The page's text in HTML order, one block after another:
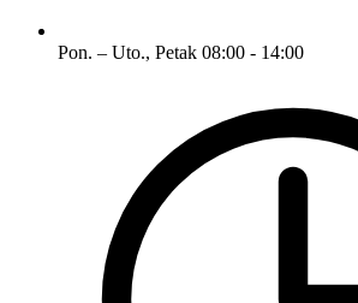
Pon. – Uto., Petak 08:00 - 14:00